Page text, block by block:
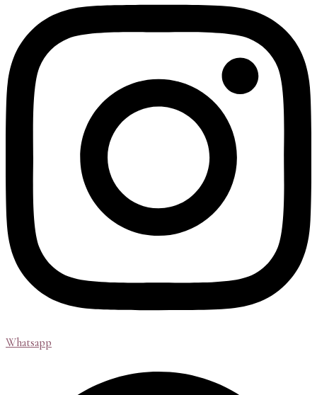
Whatsapp